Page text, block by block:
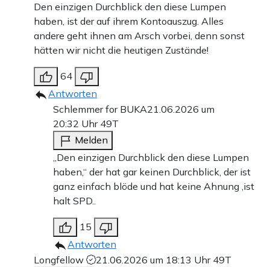
Den einzigen Durchblick den diese Lumpen
haben, ist der auf ihrem Kontoauszug. Alles
andere geht ihnen am Arsch vorbei, denn sonst
hätten wir nicht die heutigen Zustände!
64
Antworten
Schlemmer for BUKA21.06.2026 um
20:32 Uhr 49T
Melden
„Den einzigen Durchblick den diese Lumpen
haben,“ der hat gar keinen Durchblick, der ist
ganz einfach blöde und hat keine Ahnung ,ist
halt SPD..
15
Antworten
Longfellow
21.06.2026 um 18:13 Uhr 49T